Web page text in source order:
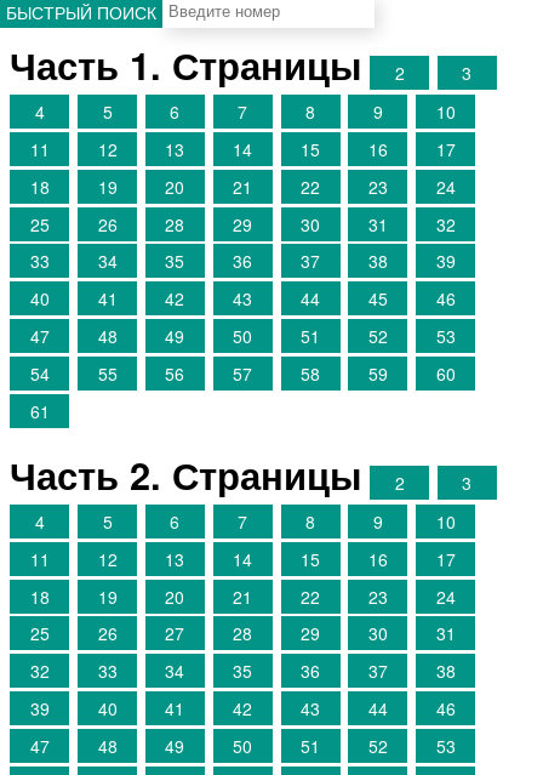
БЫСТРЫЙ ПОИСК
Часть 1. Страницы 2
3
4
5 6 7 8 9
10
11
12 13 14 15 16
17
18
19 20 21 22 23
24
25
26 28 29 30 31
32
33
34 35 36 37 38
39
40
41 42 43 44 45
46
47
48 49 50 51 52
53
54
55 56 57 58 59
60
61
Часть 2. Страницы 2
3
4
5 6 7 8 9
10
11
12 13 14 15 16
17
18
19 20 21 22 23
24
25
26 27 28 29 30
31
32
33 34 35 36 37
38
39
40 41 42 43 44
46
47
48 49 50 51 52
53